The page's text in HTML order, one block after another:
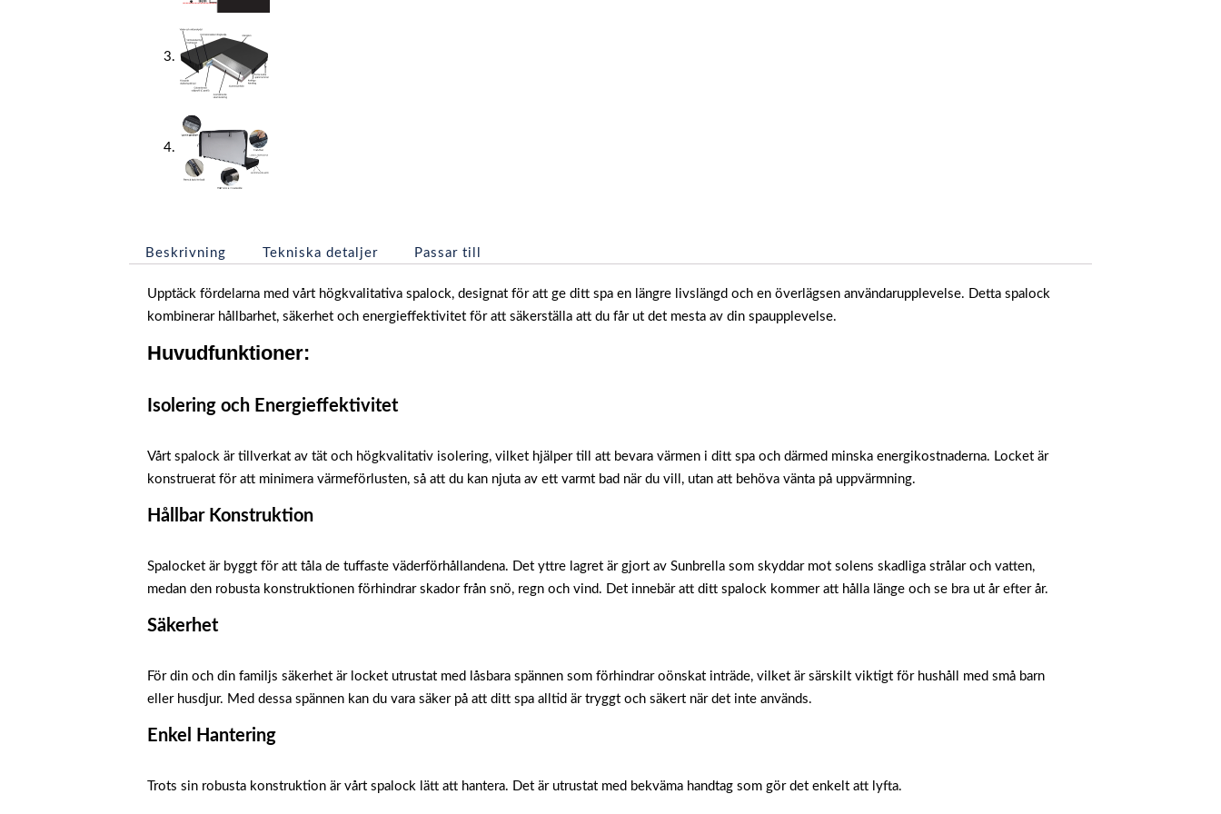
Beskrivning Tekniska detaljer Passar till
Upptäck fördelarna med vårt högkvalitativa spalock, designat för att ge ditt spa en längre livslängd och en överlägsen användarupplevelse. Detta spalock
kombinerar hållbarhet, säkerhet och energieffektivitet för att säkerställa att du får ut det mesta av din spaupplevelse.
Huvudfunktioner:
Isolering och Energieffektivitet
Vårt spalock är tillverkat av tät och högkvalitativ isolering, vilket hjälper till att bevara värmen i ditt spa och därmed minska energikostnaderna. Locket är
konstruerat för att minimera värmeförlusten, så att du kan njuta av ett varmt bad när du vill, utan att behöva vänta på uppvärmning.
Hållbar Konstruktion
Spalocket är byggt för att tåla de tuffaste väderförhållandena. Det yttre lagret är gjort av Sunbrella som skyddar mot solens skadliga strålar och vatten,
medan den robusta konstruktionen förhindrar skador från snö, regn och vind. Det innebär att ditt spalock kommer att hålla länge och se bra ut år efter år.
Säkerhet
För din och din familjs säkerhet är locket utrustat med låsbara spännen som förhindrar oönskat inträde, vilket är särskilt viktigt för hushåll med små barn
eller husdjur. Med dessa spännen kan du vara säker på att ditt spa alltid är tryggt och säkert när det inte används.
Enkel Hantering
Trots sin robusta konstruktion är vårt spalock lätt att hantera. Det är utrustat med bekväma handtag som gör det enkelt att lyfta.